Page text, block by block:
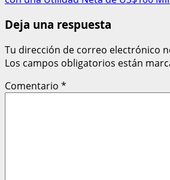
Deja una respuesta
Tu dirección de correo electrónico
Los campos obligatorios están
Comentario *